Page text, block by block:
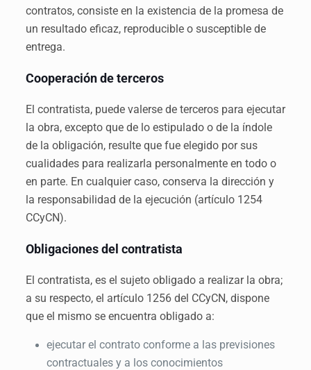
contratos, consiste en la existencia de la promesa de
un resultado eficaz, reproducible o susceptible de
entrega.
Cooperación de terceros
El contratista, puede valerse de terceros para ejecutar
la obra, excepto que de lo estipulado o de la índole
de la obligación, resulte que fue elegido por sus
cualidades para realizarla personalmente en todo o
en parte. En cualquier caso, conserva la dirección y
la responsabilidad de la ejecución (artículo 1254
CCyCN).
Obligaciones del contratista
El contratista, es el sujeto obligado a realizar la obra;
a su respecto, el artículo 1256 del CCyCN, dispone
que el mismo se encuentra obligado a:
ejecutar el contrato conforme a las previsiones
contractuales y a los conocimientos